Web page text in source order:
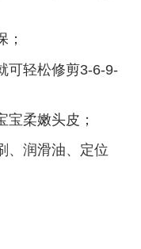
；
可轻松修剪3-6-9-
宝柔嫩头皮；
、润滑油、定位